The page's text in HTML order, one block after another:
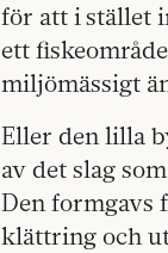
för att i stället
ett
miljömässigt
Eller den lilla
av det slag
Den formgavs
klättring och